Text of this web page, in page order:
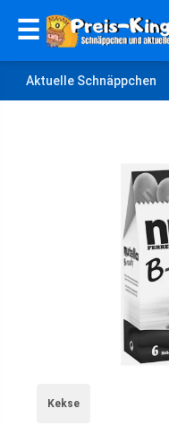
☰
Aktuelle Schnäppchen
Kekse